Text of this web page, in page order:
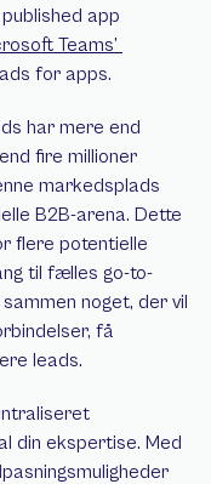
app
Teams’
for apps.
har mere end
fire millioner
markedsplads
B2B-arena. Dette
flere potentielle
til fælles go-to-
noget, der vil
få
leads.
din ekspertise. Med